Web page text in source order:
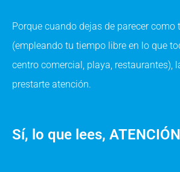
Porque cuando dejas de parecer como
(empleando tu tiempo libre en lo que
centro comercial, playa, restaurantes),
prestarte atención.
Sí, lo que lees,